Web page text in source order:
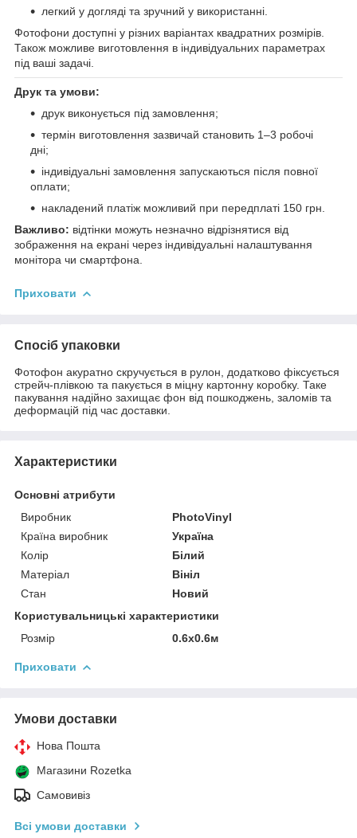
легкий у догляді та зручний у використанні.
Фотофони доступні у різних варіантах квадратних розмірів.
Також можливе виготовлення в індивідуальних параметрах
під ваші задачі.
Друк та умови:
друк виконується під замовлення;
термін виготовлення зазвичай становить 1–3 робочі
дні;
індивідуальні замовлення запускаються після повної
оплати;
накладений платіж можливий при передплаті 150 грн.
Важливо: відтінки можуть незначно відрізнятися від
зображення на екрані через індивідуальні налаштування
монітора чи смартфона.
Приховати
Спосіб упаковки
Фотофон акуратно скручується в рулон, додатково фіксується
стрейч-плівкою та пакується в міцну картонну коробку. Таке
пакування надійно захищає фон від пошкоджень, заломів та
деформацій під час доставки.
Характеристики
Основні атрибути
Виробник
PhotoVinyl
Країна виробник
Україна
Колір
Білий
Матеріал
Вініл
Стан
Новий
Користувальницькі характеристики
Розмір
0.6х0.6м
Приховати
Умови доставки
Нова Пошта
Магазини Rozetka
Самовивіз
Всі умови доставки